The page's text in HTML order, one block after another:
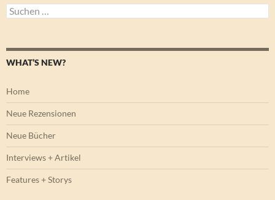
Suchen
nach:
WHAT’S NEW?
Home
Neue Rezensionen
Neue Bücher
Interviews + Artikel
Features + Storys